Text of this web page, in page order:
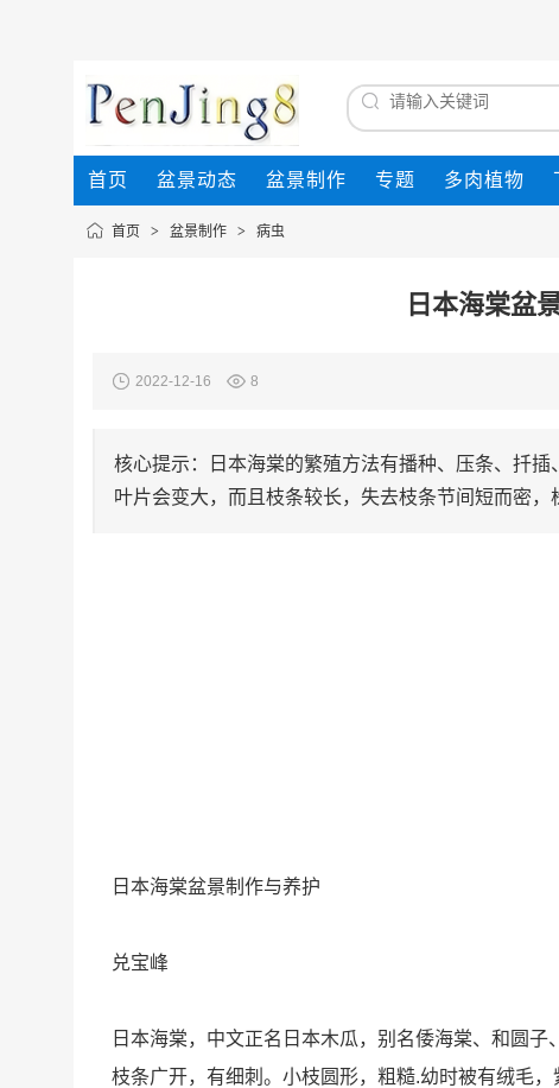
首页 盆景动态 盆景制作 专题 多肉植物
首页 > 盆景制作 > 病虫
日本海棠盆
2022-12-16 8
核心提示：日本海棠的繁殖方法有播种、压条、扦
叶片会变大，而且枝条较长，失去枝条节间短而密，
日本海棠盆景制作与养护
兑宝峰
日本海棠，中文正名日本木瓜，别名倭海棠、和圆
枝条广开，有细刺。小枝圆形，粗糙.幼时被有绒毛